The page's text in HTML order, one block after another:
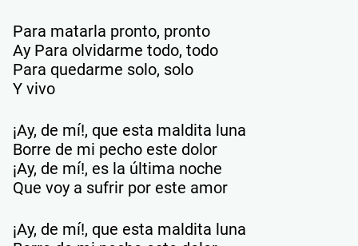
Para matarla pronto, pronto
Ay Para olvidarme todo, todo
Para quedarme solo, solo
Y vivo
¡Ay, de mí!, que esta maldita luna
Borre de mi pecho este dolor
¡Ay, de mí!, es la última noche
Que voy a sufrir por este amor
¡Ay, de mí!, que esta maldita luna